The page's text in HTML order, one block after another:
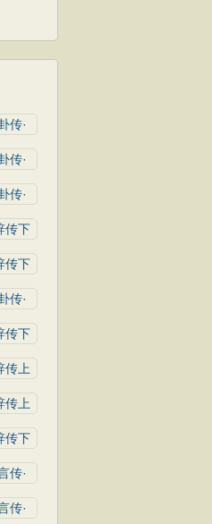
传·
传·
传·
传下
传下
传·
传下
传上
传上
传下
传·
传·